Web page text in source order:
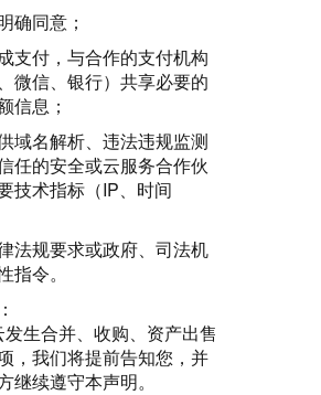
确同意；
支付，与合作的支付机构
微信、银行）共享必要的
信息；
域名解析、违法违规监测
任的安全或云服务合作伙
技术指标（IP、时间
法规要求或政府、司法机
指令。
：
发生合并、收购、资产出售
，我们将提前告知您，并
继续遵守本声明。